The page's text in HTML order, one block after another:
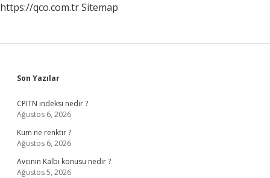
https://qco.com.trSitemap
Sidebar
Son Yazılar
CPITN indeksi nedir ?
Ağustos 6, 2026
Kum ne renktir ?
Ağustos 6, 2026
Avcının Kalbi konusu nedir ?
Ağustos 5, 2026